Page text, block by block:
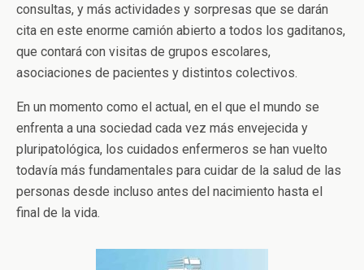
consultas, y más actividades y sorpresas que se darán
cita en este enorme camión abierto a todos los gaditanos,
que contará con visitas de grupos escolares,
asociaciones de pacientes y distintos colectivos.
En un momento como el actual, en el que el mundo se
enfrenta a una sociedad cada vez más envejecida y
pluripatológica, los cuidados enfermeros se han vuelto
todavía más fundamentales para cuidar de la salud de las
personas desde incluso antes del nacimiento hasta el
final de la vida.